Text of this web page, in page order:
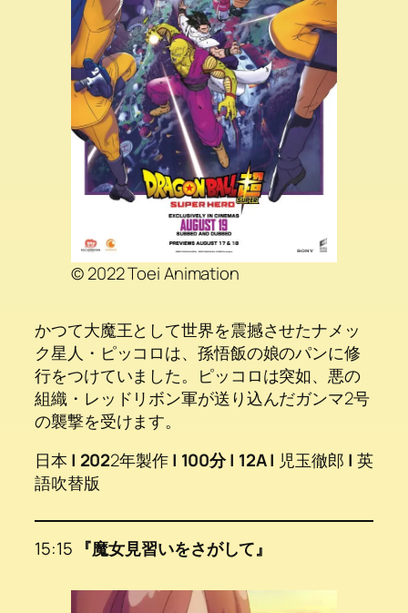
© 2022 Toei Animation
かつて大魔王として世界を震撼させたナメッ
ク星人・ピッコロは、孫悟飯の娘のパンに修
行をつけていました。ピッコロは突如、悪の
組織・レッドリボン軍が送り込んだガンマ2号
の襲撃を受けます。
日本 | 2022年製作| 100分 | 12A | 児玉徹郎 | 英
語吹替版
15:15 『魔女見習いをさがして』